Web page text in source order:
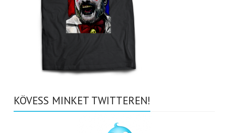
KÖVESS MINKET TWITTEREN!